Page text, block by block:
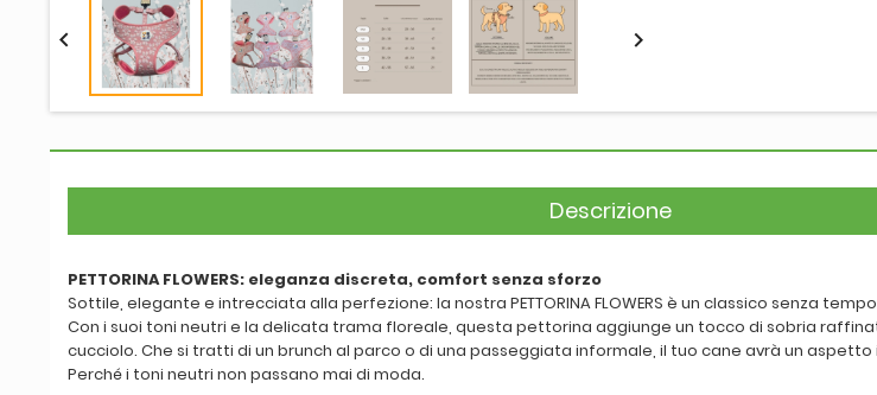
 
Descrizione
PETTORINA FLOWERS: eleganza discreta, comfort senza sforzo
Sottile, elegante e intrecciata alla perfezione: la nostra PETTORINA FLOWERS è un classico senza
Con i suoi toni neutri e la delicata trama floreale, questa pettorina aggiunge un tocco di sobria
cucciolo. Che si tratti di un brunch al parco o di una passeggiata informale, il tuo cane avrà un
Perché i toni neutri non passano mai di moda.